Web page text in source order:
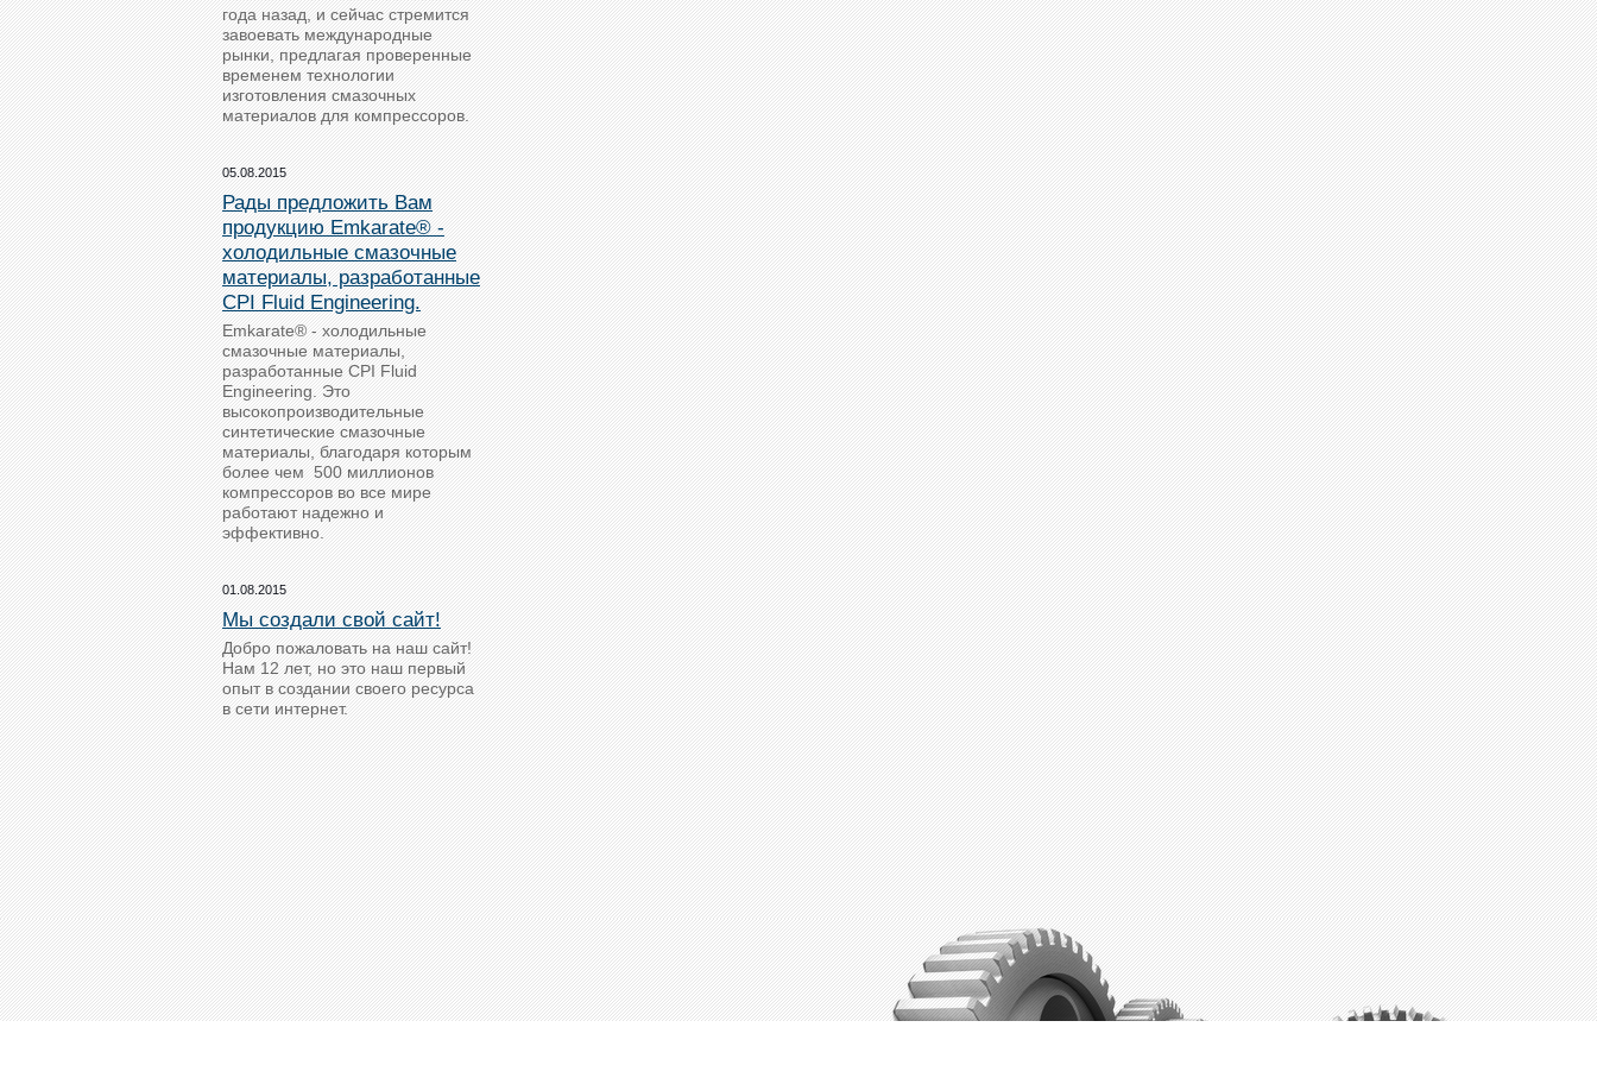
года назад, и сейчас стремится
завоевать международные
рынки, предлагая проверенные
временем технологии
изготовления смазочных
материалов для компрессоров.
05.08.2015
Рады предложить Вам
продукцию Emkarate® -
холодильные смазочные
материалы, разработанные
CPI Fluid Engineering.
Emkarate® - холодильные
смазочные материалы,
разработанные CPI Fluid
Engineering. Это
высокопроизводительные
синтетические смазочные
материалы, благодаря которым
более чем 500 миллионов
компрессоров во все мире
работают надежно и
эффективно.
01.08.2015
Мы создали свой сайт!
Добро пожаловать на наш сайт!
Нам 12 лет, но это наш первый
опыт в создании своего ресурса
в сети интернет.